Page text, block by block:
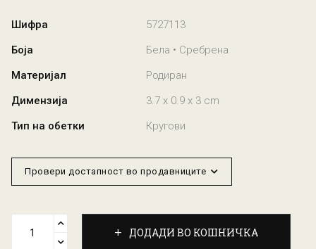
Шифра
5727113
Боја
Бела • Сребрена
Материјал
Родиран
Димензија
3.7 x 0.9 x 3 cm
Тип на обетки
Кругови
Провери достапност во продавниците
ДОДАДИ ВО КОШНИЧКА